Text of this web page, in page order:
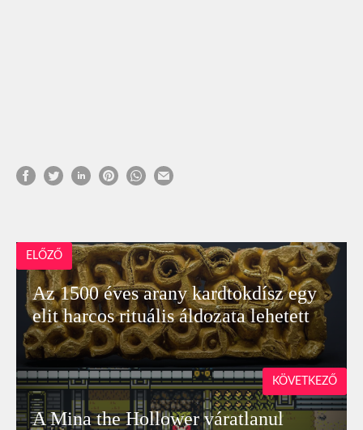
ELŐZŐ
Az 1500 éves arany kardtokdísz egy
elit harcos rituális áldozata lehetett
A Mina the Hollower váratlanul
KÖVETKEZŐ